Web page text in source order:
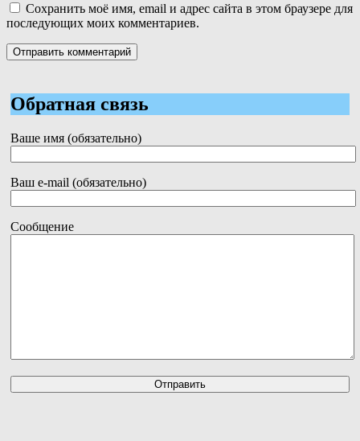
Сохранить моё имя, email и адрес сайта в этом браузере для
последующих моих комментариев.
Обратная связь
Ваше имя (обязательно)
Ваш e-mail (обязательно)
Сообщение